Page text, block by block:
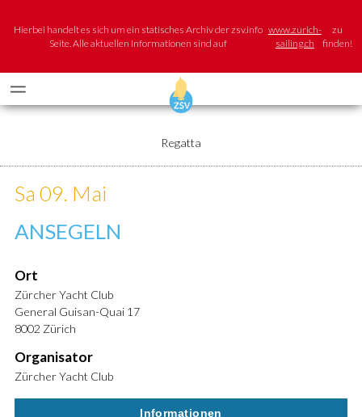
Hierbei handelt es sich um ein statisches Archiv der zsv.info
Seite. Alle aktuellen Informationen sind auf
www.zurich-
sailing.ch
zu
finden!
Regatta
Sa 09. Mai
ANSEGELN
Ort
Zürcher Yacht Club
General Guisan-Quai 17
8002 Zürich
Organisator
Zürcher Yacht Club
Informationen